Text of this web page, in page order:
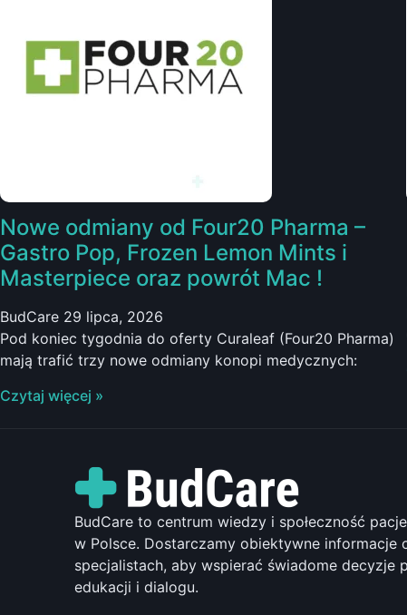
Nowe odmiany od Four20 Pharma –
Gastro Pop, Frozen Lemon Mints i
Masterpiece oraz powrót Mac !
BudCare 29 lipca, 2026
Pod koniec tygodnia do oferty Curaleaf (Four20 Pharma)
mają trafić trzy nowe odmiany konopi medycznych:
Czytaj więcej »
BudCare to centrum wiedzy i społeczność
w Polsce. Dostarczamy obiektywne informacje
specjalistach, aby wspierać świadome decyzje
edukacji i dialogu.